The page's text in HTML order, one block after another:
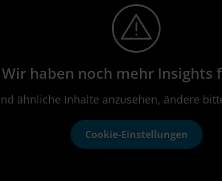
Wir haben noch mehr Insights
ähnliche Inhalte anzusehen, ändere
Cookie-Einstellungen